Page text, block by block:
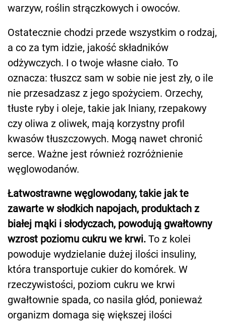
warzyw, roślin strączkowych i owoców.
Ostatecznie chodzi przede wszystkim o rodzaj,
a co za tym idzie, jakość składników
odżywczych. I o twoje własne ciało. To
oznacza: tłuszcz sam w sobie nie jest zły, o ile
nie przesadzasz z jego spożyciem. Orzechy,
tłuste ryby i oleje, takie jak lniany, rzepakowy
czy oliwa z oliwek, mają korzystny profil
kwasów tłuszczowych. Mogą nawet chronić
serce. Ważne jest również rozróżnienie
węglowodanów.
Łatwostrawne węglowodany, takie jak te
zawarte w słodkich napojach, produktach z
białej mąki i słodyczach, powodują gwałtowny
wzrost poziomu cukru we krwi. To z kolei
powoduje wydzielanie dużej ilości insuliny,
która transportuje cukier do komórek. W
rzeczywistości, poziom cukru we krwi
gwałtownie spada, co nasila głód, ponieważ
organizm domaga się większej ilości